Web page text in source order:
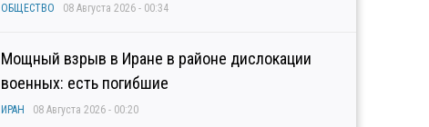
ОБЩЕСТВО 08 Августа 2026 - 00:34
Мощный взрыв в Иране в районе дислокации
военных: есть погибшие
ИРАН 08 Августа 2026 - 00:20